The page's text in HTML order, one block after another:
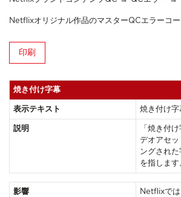
Netflixオリジナル作品のマスターQCエラーコ
印刷
焼き付け字幕
表示テキスト 焼き付け字
説明
「焼き付
デオアセッ
ングされた
を指します
影響
Netflixでは